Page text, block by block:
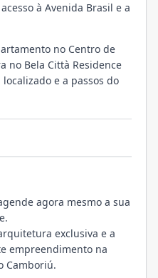
à Avenida Brasil e a
no Centro de
no Bela Città Residence
e a passos do
agora mesmo a sua
exclusiva e a
empreendimento na
Camboriú.